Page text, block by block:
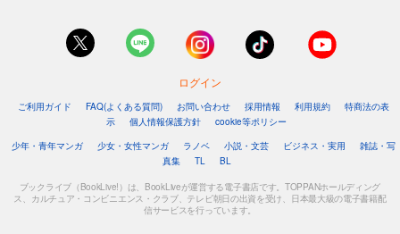
ログイン
ご利用ガイド FAQ(よくある質問) お問い合わせ 採用情報 利用規約
特商法の表
示
個人情報保護方針
cookie等ポリシー
少年・青年マンガ
少女・女性マンガ ラノベ 小説・文芸 ビジネス・実用
雑誌・写
真集
TL BL
ブックライブ（BookLive!）は、BookLiveが運営する電子書店です。TOPPANホールディング
ス、カルチュア・コンビニエンス・クラブ、テレビ朝日の出資を受け、日本最大級の電子書籍配
信サービスを行っています。